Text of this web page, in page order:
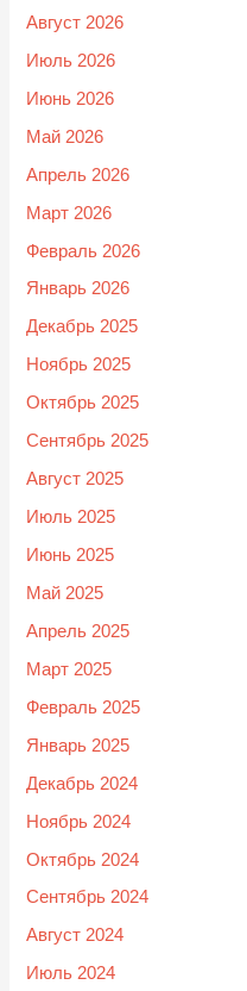
Август 2026
Июль 2026
Июнь 2026
Май 2026
Апрель 2026
Март 2026
Февраль 2026
Январь 2026
Декабрь 2025
Ноябрь 2025
Октябрь 2025
Сентябрь 2025
Август 2025
Июль 2025
Июнь 2025
Май 2025
Апрель 2025
Март 2025
Февраль 2025
Январь 2025
Декабрь 2024
Ноябрь 2024
Октябрь 2024
Сентябрь 2024
Август 2024
Июль 2024